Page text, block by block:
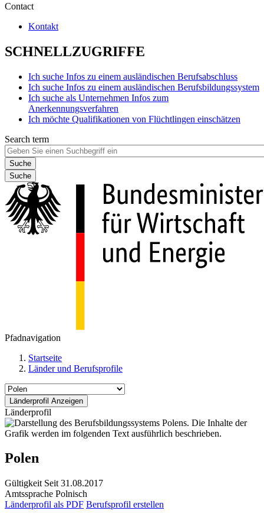
Contact
Kontakt
SCHNELLZUGRIFFE
Ich suche Infos zu einem ausländischen Berufsabschluss
Ich suche Infos zu einem ausländischen Berufsbildungssystem
Ich suche als Unternehmen Infos zum
Anerkennungsverfahren
Ich möchte Qualifikationen von Flüchtlingen einschätzen
Search term
Suche
Pfadnavigation
Startseite
Länder und Berufsprofile
Länderprofil
Polen
Gültigkeit Seit 31.08.2017
Amtssprache Polnisch
Länderprofil als PDF Berufsprofil erstellen